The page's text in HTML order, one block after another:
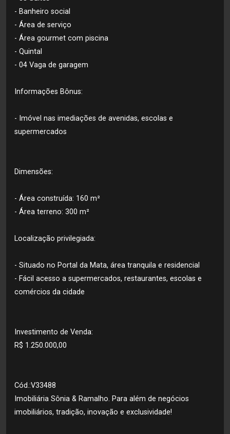
- Banheiro social
- Área de serviço
- Área gourmet com piscina
- Quintal
- 04 Vaga de garagem
Informações Bônus:
- Imóvel nas imediações de avenidas, escolas e
supermercados
Dimensões:
- Área construída: 160 m²
- Área terreno: 300 m²
Localização privilegiada:
- Situado no Portal da Mata, área tranquila e residencial
- Fácil acesso a supermercados, restaurantes, escolas e
comércios da cidade
Investimento de Venda:
R$ 1.250.000,00
Cód.:V33488
Imobiliária Sônia & Ramalho. Para além de negócios
imobiliários, tradição, inovação e exclusividade!